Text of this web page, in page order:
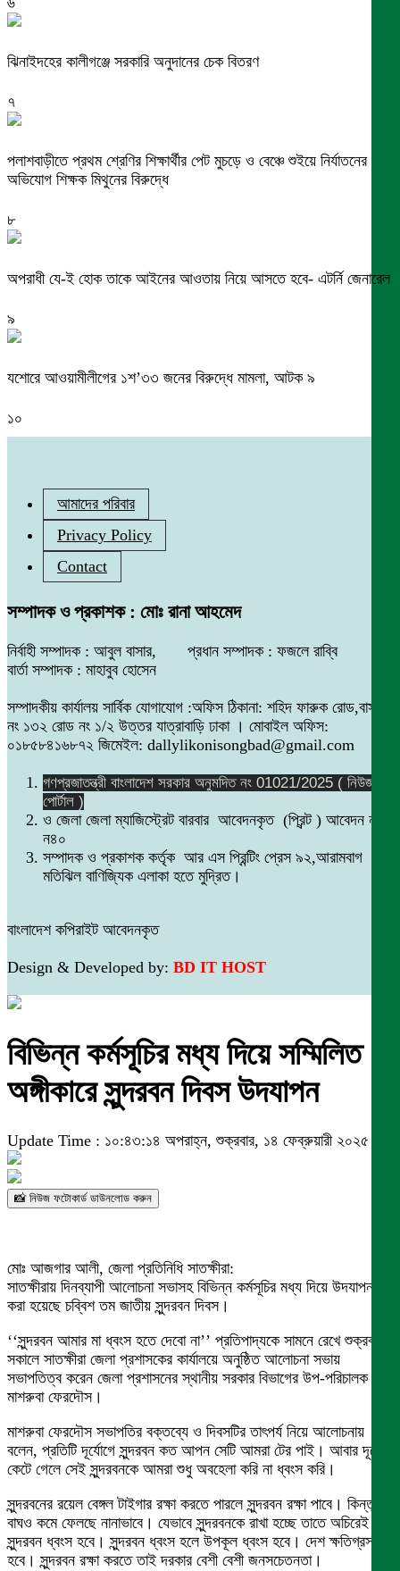
ঝিনাইদহের কালীগঞ্জে সরকারি অনুদানের চেক বিতরণ
৭
পলাশবাড়ীতে প্রথম শ্রেণির শিক্ষার্থীর পেট মুচড়ে ও বেঞ্চে শুইয়ে নির্যাতনের
অভিযোগ শিক্ষক মিথুনের বিরুদ্ধে
৮
অপরাধী যে-ই হোক তাকে আইনের আওতায় নিয়ে আসতে হবে- এটর্নি জেনারেল
৯
যশোরে আওয়ামীলীগের ১শ’৩৩ জনের বিরুদ্ধে মামলা, আটক ৯
১০
আমাদের পরিবার
Privacy Policy
Contact
সম্পাদক ও প্রকাশক : মোঃ রানা আহমেদ
নির্বাহী সম্পাদক : আবুল বাসার, প্রধান সম্পাদক : ফজলে রাব্বি
বার্তা সম্পাদক : মাহাবুব হোসেন
সম্পাদকীয় কার্যালয় সার্বিক যোগাযোগ :অফিস ঠিকানা: শহিদ ফারুক রোড,বাসা
নং ১৩২ রোড নং ১/২ উত্তর যাত্রাবাড়ি ঢাকা । মোবাইল অফিস:
০১৮৫৮৪১৬৮৭২ জিমেইল: dallylikonisongbad@gmail.com
গণপ্রজাতন্ত্রী বাংলাদেশ সরকার অনুমদিত নং 01021/2025 ( নিউজ
পোর্টাল )
ও জেলা জেলা ম্যাজিস্ট্রেট বারবার আবেদনকৃত (প্রিন্ট ) আবেদন নং
ন৪০
সম্পাদক ও প্রকাশক কর্তৃক আর এস প্রিন্টিং প্রেস ৯২,আরামবাগ
মতিঝিল বাণিজ্যিক এলাকা হতে মুদ্রিত।
বাংলাদেশ কপিরাইট আবেদনকৃত
Design & Developed by: BD IT HOST
বিভিন্ন কর্মসূচির মধ্য দিয়ে সম্মিলিত
অঙ্গীকারে সুন্দরবন দিবস উদযাপন
Update Time : ১০:৪৩:১৪ অপরাহ্ন, শুক্রবার, ১৪ ফেব্রুয়ারী ২০২৫
📸 নিউজ ফটোকার্ড ডাউনলোড করুন
মোঃ আজগার আলী, জেলা প্রতিনিধি সাতক্ষীরা:
সাতক্ষীরায় দিনব্যাপী আলোচনা সভাসহ বিভিন্ন কর্মসূচির মধ্য দিয়ে উদযাপন
করা হয়েছে চব্বিশ তম জাতীয় সুন্দরবন দিবস।
‘‘সুন্দরবন আমার মা ধ্বংস হতে দেবো না’’ প্রতিপাদ্যকে সামনে রেখে শুক্রবার
সকালে সাতক্ষীরা জেলা প্রশাসকের কার্যালয়ে অনুষ্ঠিত আলোচনা সভায়
সভাপতিত্ব করেন জেলা প্রশাসনের স্থানীয় সরকার বিভাগের উপ-পরিচালক
মাশরুবা ফেরদৌস।
মাশরুবা ফেরদৌস সভাপতির বক্তব্যে ও দিবসটির তাৎপর্য নিয়ে আলোচনায়
বলেন, প্রতিটি দূর্যোগে সুন্দরবন কত আপন সেটি আমরা টের পাই। আবার দূর্যোগ
কেটে গেলে সেই সুন্দরবনকে আমরা শুধু অবহেলা করি না ধ্বংস করি।
সুন্দরবনের রয়েল বেঙ্গল টাইগার রক্ষা করতে পারলে সুন্দরবন রক্ষা পাবে। কিন্তু
বাঘও কমে ফেলছে নানাভাবে। যেভাবে সুন্দরবনকে রাখা হচ্ছে তাতে অচিরেই
সুন্দরবন ধ্বংস হবে। সুন্দরবন ধ্বংস হলে উপকূল ধ্বংস হবে। দেশ ক্ষতিগ্রস্থ
হবে। সুন্দরবন রক্ষা করতে তাই দরকার বেশী বেশী জনসচেতনতা।